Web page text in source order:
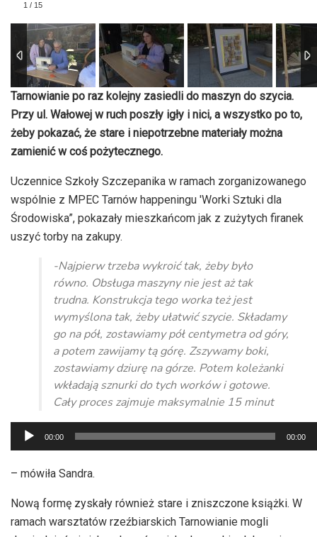
1 / 15
Tarnowianie po raz kolejny zasiedli do maszyn do szycia.
Przy ul. Wałowej w ruch poszły igły i nici, a wszystko po to,
żeby pokazać, że stare i niepotrzebne materiały można
zamienić w coś pożytecznego.
Uczennice Szkoły Szczepanika w ramach zorganizowanego
wspólnie z MPEC Tarnów happeningu 'Worki Sztuki dla
Środowiska”, pokazały mieszkańcom jak z zużytych firanek
uszyć torby na zakupy.
-Najpierw trzeba wykroić tak, żeby było
równo. Obsługa maszyny nie jest aż tak
trudna. Konstrukcja tego worka też jest
wymyślona tak, żeby ułatwić szycie. Składamy
go na pół, zostawiamy pół centymetra od góry,
a potem zawijamy tą górę. Zszywamy boki,
zostawiamy dziurę na górze. Potem koleżanki
wkładają sznurki do tych worków i gotowe.
Cały proces zajmuje maksymalnie 15 minut
Odtwarzacz
plików
dźwiękowych
00:00 00:00
– mówiła Sandra.
Nową formę zyskały również stare i zniszczone książki. W
ramach warsztatów rzeźbiarskich Tarnowianie mogli